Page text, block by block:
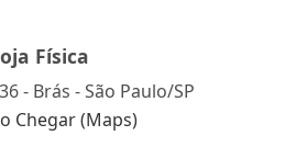
Física
- Brás - São Paulo/SP
Chegar (Maps)